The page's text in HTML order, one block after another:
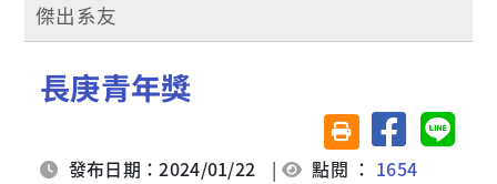
傑出系友
長庚青年獎
友善列印(另開視窗)
分享至臉書分享
發布日期：2024/01/22 | 點閱 ： 1654